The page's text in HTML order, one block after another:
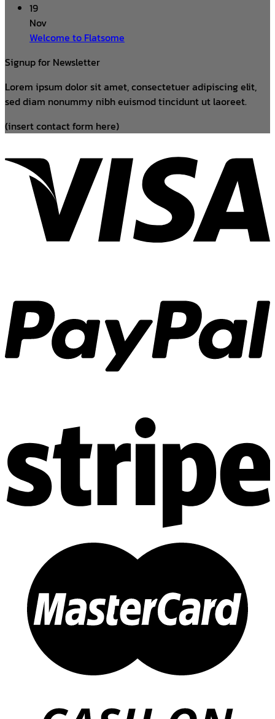
19
Nov
Welcome to Flatsome
Signup for Newsletter
Lorem ipsum dolor sit amet, consectetuer adipiscing elit,
sed diam nonummy nibh euismod tincidunt ut laoreet.
(insert contact form here)